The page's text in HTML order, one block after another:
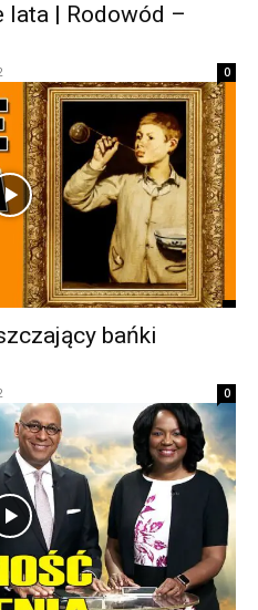
lata | Rodowód –
0
bańki
0